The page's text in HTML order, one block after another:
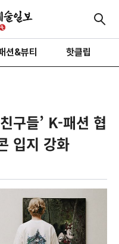
션&뷰티 핫클립
구들’ K-패션 협
입지 강화